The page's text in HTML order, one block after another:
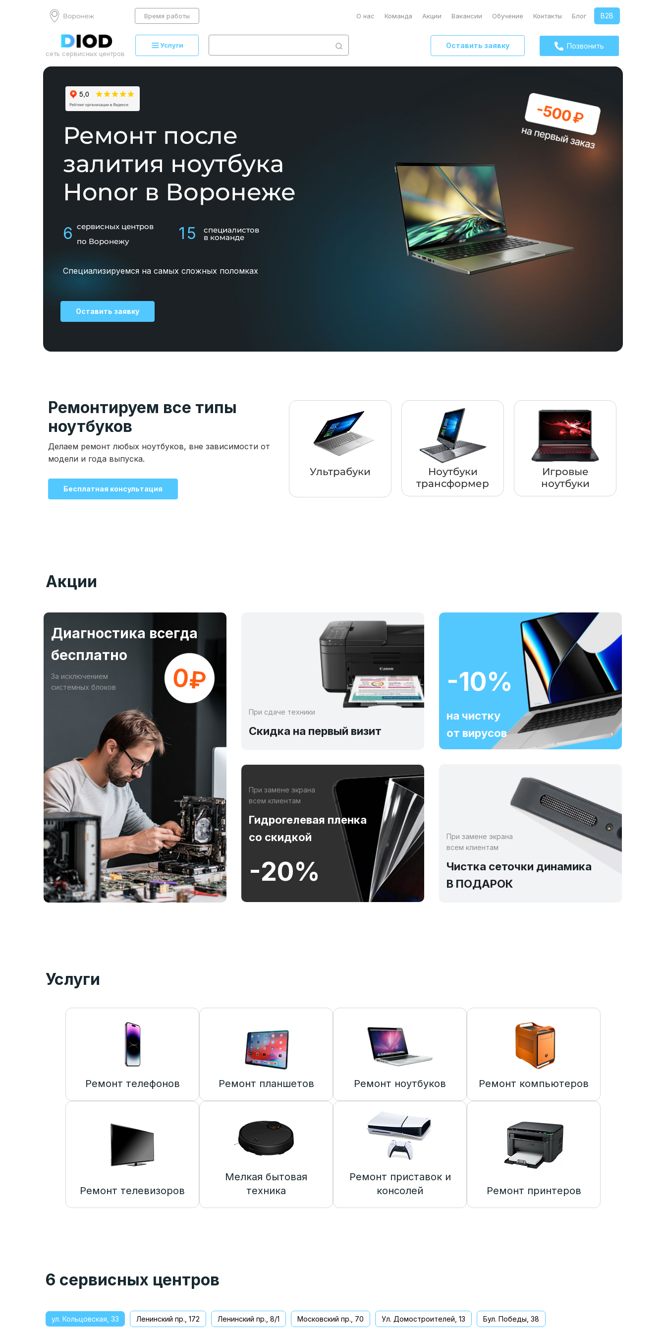
Воронеж Время работы О нас Команда Акции Вакансии Обучение Контакты Блог B2B
сеть сервисных центров
Услуги Оставить заявку Позвонить
Ремонт после
залития ноутбука
Honor в Воронеже
6 сервисных центров
по Воронежу
15 специалистов
в команде
Специализируемся на самых сложных поломках
Оставить заявку
Ремонтируем все типы
ноутбуков
Делаем ремонт любых ноутбуков, вне зависимости от
модели и года выпуска.
Бесплатная консультация
Ультрабуки
Ноутбуки
трансформер
Игровые
ноутбуки
Акции
Диагностика всегда
бесплатно
За исключением
системных блоков
При сдаче техники
Скидка на первый визит
При замене экрана
всем клиентам
Гидрогелевая пленка
со скидкой
-20%
-10%
на чистку
от вирусов
При замене экрана
всем клиентам
Чистка сеточки динамика
В ПОДАРОК
Услуги
Ремонт телефонов Ремонт планшетов Ремонт ноутбуков Ремонт компьютеров
Ремонт телевизоров
Мелкая бытовая
техника
Ремонт приставок и
консолей
Ремонт принтеров
6 сервисных центров
ул. Кольцовская, 33 Ленинский пр., 172 Ленинский пр., 8/1 Московский пр., 70 Ул. Домостроителей, 13 Бул. Победы, 38